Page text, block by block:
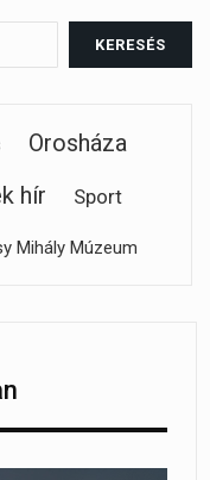
Orosháza
hír Sport
Mihály Múzeum